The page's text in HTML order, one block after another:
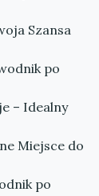
Szansa
po
– Idealny
Miejsce do
po